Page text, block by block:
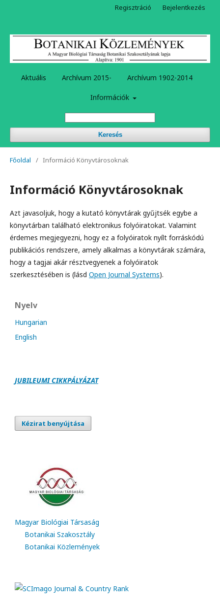
Aktuális Archívum 2015- Archívum 1902-2014
Információk
Keresés
Regisztráció Bejelentkezés
Főoldal / Információ Könyvtárosoknak
Információ Könyvtárosoknak
Azt javasoljuk, hogy a kutató könyvtárak gyűjtsék egybe a
könyvtárban található elektronikus folyóiratokat. Valamint
érdemes megjegyezni, hogy ez a folyóiratok nyílt forráskódú
publikációs rendszere, amely alkalmas a könyvtárak számára,
hogy a tagjai akár résztvegyenek a folyóiratok
szerkesztésében is (lásd Open Journal Systems).
Nyelv
Hungarian
English
JUBILEUMI CIKKPÁLYÁZAT
Kézirat benyújtása
Magyar Biológiai Társaság
Botanikai Szakosztály
Botanikai Közlemények